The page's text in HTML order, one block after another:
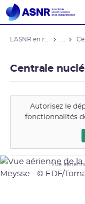
Centrale
Autorisez le
fonctionnalités
Vue